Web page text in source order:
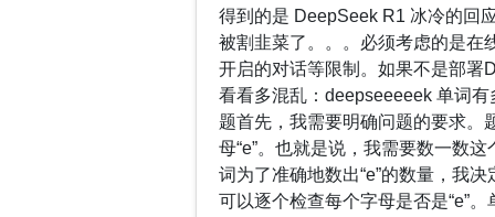
得到的是 DeepSeek R1 冰冷的回
被割韭菜了。。。必须考虑的是在
开启的对话等限制。如果不是部署
看看多混乱：deepseeeeek 单词
题首先，我需要明确问题的要求。
母“e”。也就是说，我需要数一数
词为了准确地数出“e”的数量，我
可以逐个检查每个字母是否是“e”